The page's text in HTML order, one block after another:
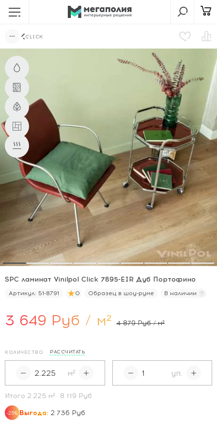
CLICK
SPC ламинат Vinilpol Click 7895-EIR Дуб Портофино
Артикул: 51-8791 0 Образец в шоу-руме В наличии
3 649 Руб / м² 4 879 Руб / м²
КОЛИЧЕСТВО РАССЧИТАТЬ
м² уп.
Итого 2.225 м² 8 119 Руб
-25% Выгода: 2 736 Руб